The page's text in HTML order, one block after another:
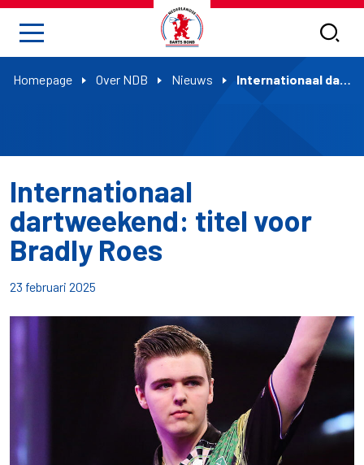
Homepage Over NDB Nieuws Internationaal dartweekend: titel voor Bradly Roes
Internationaal
dartweekend: titel voor
Bradly Roes
23 februari 2025